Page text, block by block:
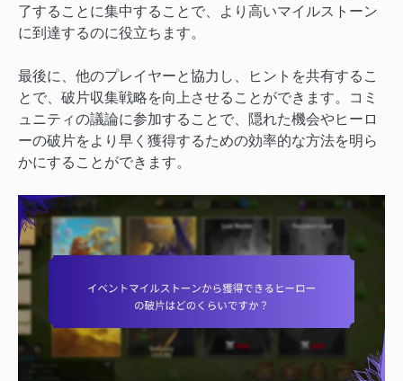
了することに集中することで、より高いマイルストーン
に到達するのに役立ちます。
最後に、他のプレイヤーと協力し、ヒントを共有するこ
とで、破片収集戦略を向上させることができます。コミ
ュニティの議論に参加することで、隠れた機会やヒーロ
ーの破片をより早く獲得するための効率的な方法を明ら
かにすることができます。